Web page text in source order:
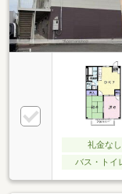
礼金なし
バス・トイ